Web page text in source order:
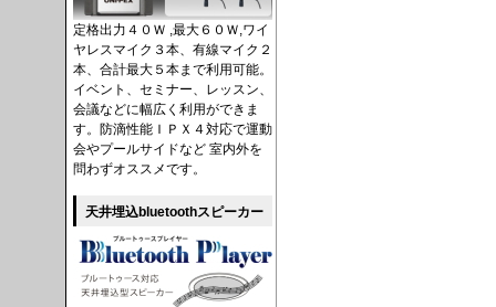
定格出力４０Ｗ ,最大６０Ｗ,ワイ
ヤレスマイク３本、有線マイク２
本、合計最大５本まで利用可能。
イベント、セミナー、レッスン、
会議などに幅広く利用ができま
す。防滴性能ＩＰＸ４対応で運動
会やプールサイドなど 室内外を
問わずオススメです。
天井埋込bluetoothスピーカー